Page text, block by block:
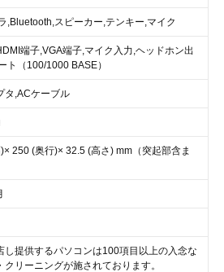
,Bluetooth,スピーカー,テンキー,マイク
端子,VGA端子,マイク入力,ヘッドホン出
ト（100/1000 BASE）
タ,ACケーブル
250 (奥行)× 32.5 (高さ) mm（突起部含ま
し提供するパソコンは100項目以上の入念な
クリーニングが施されております。